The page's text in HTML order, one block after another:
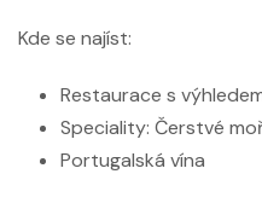
Kde se najíst:
Restaurace s
Speciality: Čerstvé
Portugalská vína